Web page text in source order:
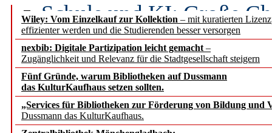
Wiley: Vom Einzelkauf zur Kollektion – mit kuratierten
effizienter werden und die Studierenden besser versorgen
nexbib: Digitale Partizipation leicht gemacht –
Zugänglichkeit und Relevanz für die Stadtgesellschaft steigern
Fünf Gründe, warum Bibliotheken auf Dussmann
das KulturKaufhaus setzen sollten.
„Services für Bibliotheken zur Förderung von Bildung und
Dussmann das KulturKaufhaus.
Schule und KI: Große
Voraussetzungen
Erfolgreiches erstes
Segment Research –
angepasst